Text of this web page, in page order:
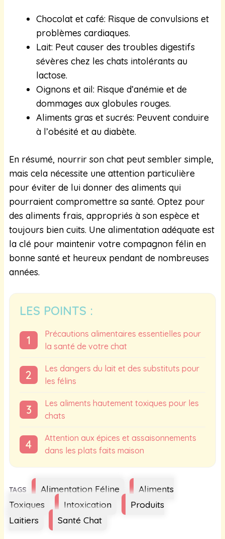
Chocolat et café: Risque de convulsions et
problèmes cardiaques.
Lait: Peut causer des troubles digestifs
sévères chez les chats intolérants au
lactose.
Oignons et ail: Risque d’anémie et de
dommages aux globules rouges.
Aliments gras et sucrés: Peuvent conduire
à l’obésité et au diabète.
En résumé, nourrir son chat peut sembler simple,
mais cela nécessite une attention particulière
pour éviter de lui donner des aliments qui
pourraient compromettre sa santé. Optez pour
des aliments frais, appropriés à son espèce et
toujours bien cuits. Une alimentation adéquate est
la clé pour maintenir votre compagnon félin en
bonne santé et heureux pendant de nombreuses
années.
LES POINTS :
Précautions alimentaires essentielles pour
la santé de votre chat
Les dangers du lait et des substituts pour
les félins
Les aliments hautement toxiques pour les
chats
Attention aux épices et assaisonnements
dans les plats faits maison
Étiquettes
Alimentation Féline
Aliments
Toxiques
Intoxication
Produits
Laitiers
Santé Chat